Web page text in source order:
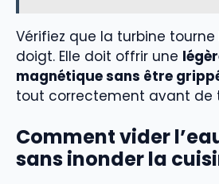
Vérifiez que la turbine
doigt. Elle doit offrir une
magnétique sans être
tout correctement avant de
Comment vider
sans inonder la